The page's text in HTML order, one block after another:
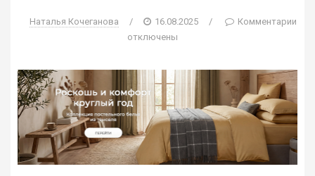
Наталья Кочеганова / 16.08.2025 /
Комментарии
отключены